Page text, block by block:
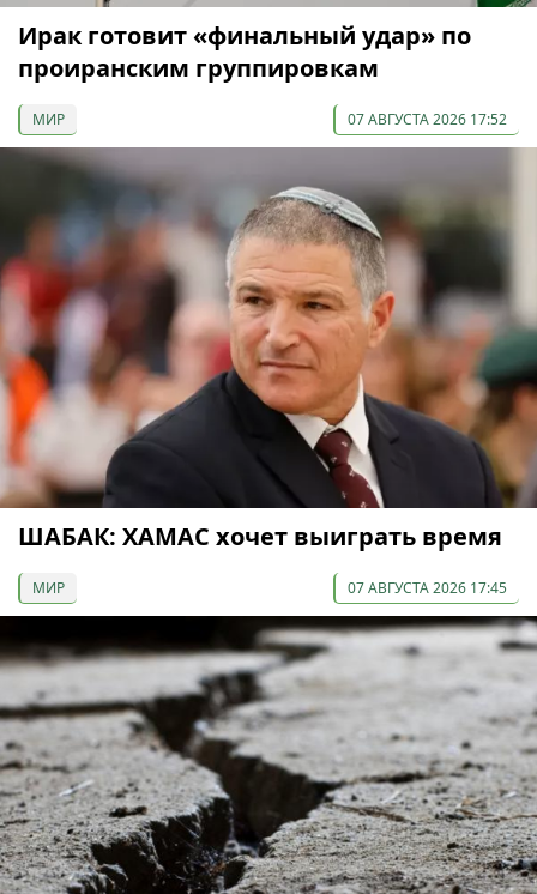
Ирак готовит «финальный удар» по
проиранским группировкам
МИР 07 АВГУСТА 2026 17:52
ШАБАК: ХАМАС хочет выиграть время
МИР 07 АВГУСТА 2026 17:45